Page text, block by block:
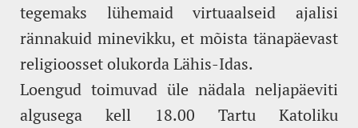
tegemaks lühemaid virtuaalseid ajalisi
rännakuid minevikku, et mõista tänapäevast
religioosset olukorda Lähis-Idas.
Loengud toimuvad üle nädala neljapäeviti
algusega kell 18.00 Tartu Katoliku